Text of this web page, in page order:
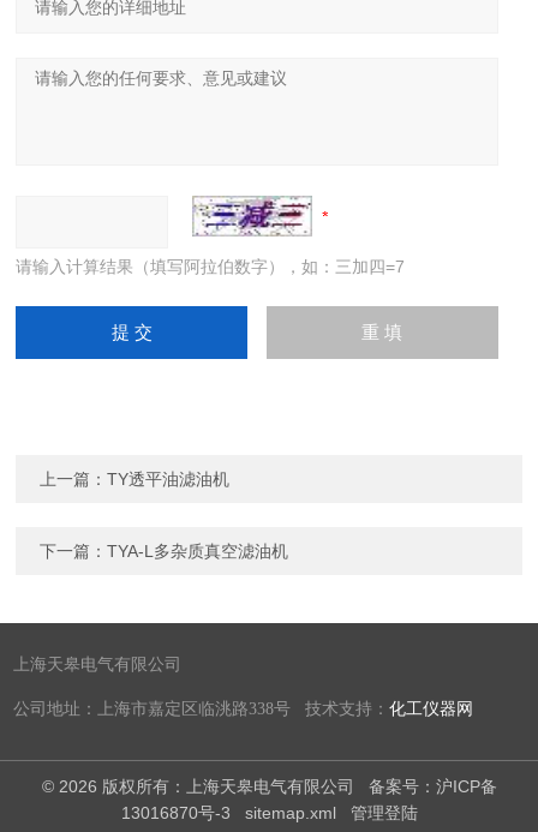
请输入计算结果（填写阿拉伯数字），如：三加四=7
上一篇：TY透平油滤油机
下一篇：TYA-L多杂质真空滤油机
上海天皋电气有限公司
公司地址：上海市嘉定区临洮路338号 技术支持：化工仪器网
© 2026 版权所有：上海天皋电气有限公司 备案号：沪ICP备
13016870号-3
sitemap.xml 管理登陆